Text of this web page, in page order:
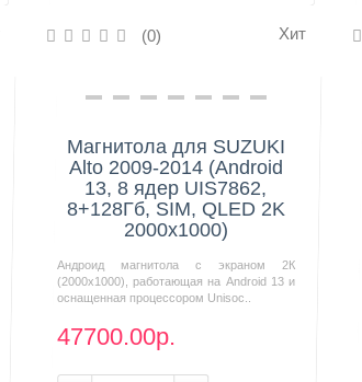
(0) Хит
Нашли дешевле?
Магнитола для SUZUKI
Alto 2009-2014 (Android
13, 8 ядер UIS7862,
8+128Гб, SIM, QLED 2K
2000x1000)
Андроид магнитола с экраном 2К
(2000х1000), работающая на Android 13 и
оснащенная процессором Unisoc..
47700.00р.